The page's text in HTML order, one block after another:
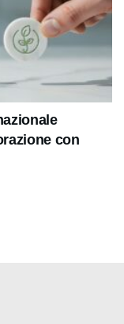
con